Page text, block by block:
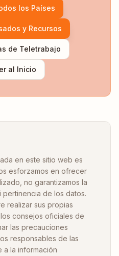
los Países
y Recursos
de Teletrabajo
al Inicio
en este sitio web es
esforzamos en ofrecer
no garantizamos la
de los datos.
realizar sus propias
consejos oficiales de
las precauciones
responsables de las
a la información